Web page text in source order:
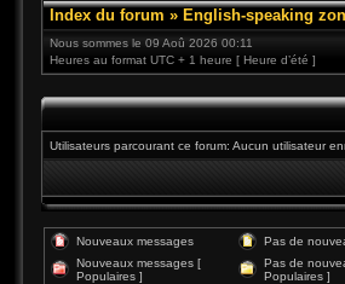
Index du forum » English-speaking
Nous sommes le 09 Aoû 2026 00:11
Heures au format UTC + 1 heure [ Heure d’été ]
Utilisateurs parcourant ce forum: Aucun utilisateur
Nouveaux messages Pas de
Nouveaux messages [
Populaires ]
Pas de
Populaires ]